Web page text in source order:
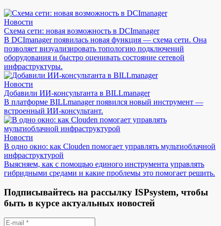
Новости
Схема сети: новая возможность в DCImanager
В DCImanager появилась новая функция — схема сети. Она
позволяет визуализировать топологию подключений
оборудования и быстро оценивать состояние сетевой
инфраструктуры.
Новости
Добавили ИИ-консультанта в BILLmanager
В платформе BILLmanager появился новый инструмент —
встроенный ИИ-консультант.
Новости
В одно окно: как Clouden помогает управлять мультиоблачной
инфраструктурой
Выясняем, как с помощью единого инструмента управлять
гибридными средами и какие проблемы это помогает решить.
Подписывайтесь на рассылку ISPsystem, чтобы
быть в курсе актуальных новостей